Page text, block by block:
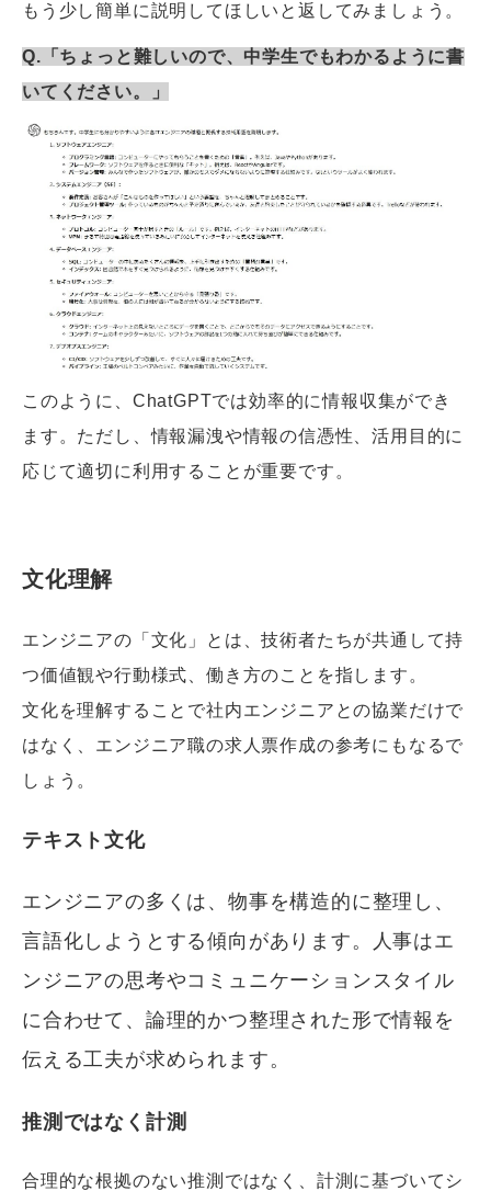
もう少し簡単に説明してほしいと返してみましょう。
Q.「ちょっと難しいので、中学生でもわかるように書
いてください。」
このように、ChatGPTでは効率的に情報収集ができ
ます。ただし、情報漏洩や情報の信憑性、活用目的に
応じて適切に利用することが重要です。
文化理解
エンジニアの「文化」とは、技術者たちが共通して持
つ価値観や行動様式、働き方のことを指します。
文化を理解することで社内エンジニアとの協業だけで
はなく、エンジニア職の求人票作成の参考にもなるで
しょう。
テキスト文化
エンジニアの多くは、物事を構造的に整理し、
言語化しようとする傾向があります。人事はエ
ンジニアの思考やコミュニケーションスタイル
に合わせて、論理的かつ整理された形で情報を
伝える工夫が求められます。
推測ではなく計測
合理的な根拠のない推測ではなく、計測に基づいてシ